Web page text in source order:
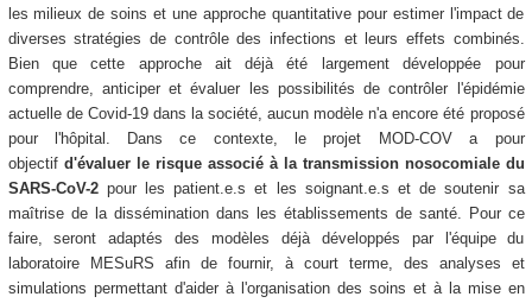
les milieux de soins et une approche quantitative pour estimer l'impact de
diverses stratégies de contrôle des infections et leurs effets combinés.
Bien que cette approche ait déjà été largement développée pour
comprendre, anticiper et évaluer les possibilités de contrôler l'épidémie
actuelle de Covid-19 dans la société, aucun modèle n'a encore été proposé
pour l'hôpital. Dans ce contexte, le projet MOD-COV a pour
objectif d'évaluer le risque associé à la transmission nosocomiale du
SARS-CoV-2pour les patient.e.s et les soignant.e.s et de soutenir sa
maîtrise de la dissémination dans les établissements de santé. Pour ce
faire, seront adaptés des modèles déjà développés par l'équipe du
laboratoire MESuRS afin de fournir, à court terme, des analyses et
simulations permettant d'aider à l'organisation des soins et à la mise en